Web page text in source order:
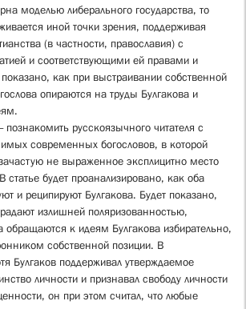
моделью либерального государства, то
иной точки зрения, поддерживая
(в частности, православия) с
и соответствующими ей правами и
как при выстраивании собственной
опираются на труды Булгакова и
русскоязычного читателя с
современных богословов, в которой
не выраженное эксплицитно место
статье будет проанализировано, как оба
и реципируют Булгакова. Будет показано,
излишней поляризованностью,
обращаются к идеям Булгакова избирательно,
собственной позиции. В
Булгаков поддерживал утверждаемое
личности и признавал свободу личности
он при этом считал, что любые